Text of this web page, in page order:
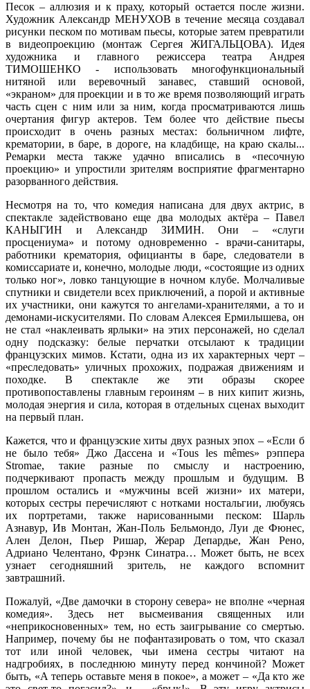
Песок – аллюзия и к праху, который остается после жизни.
Художник Александр МЕНУХОВ в течение месяца создавал
рисунки песком по мотивам пьесы, которые затем превратили
в видеопроекцию (монтаж Сергея ЖИГАЛЬЦОВА). Идея
художника и главного режиссера театра Андрея
ТИМОШЕНКО - использовать многофункциональный
нитяной или веревочный занавес, ставший основой,
«экраном» для проекции и в то же время позволяющий играть
часть сцен с ним или за ним, когда просматриваются лишь
очертания фигур актеров. Тем более что действие пьесы
происходит в очень разных местах: больничном лифте,
крематории, в баре, в дороге, на кладбище, на краю скалы...
Ремарки места также удачно вписались в «песочную
проекцию» и упростили зрителям восприятие фрагментарно
разорванного действия.
Несмотря на то, что комедия написана для двух актрис, в
спектакле задействовано еще два молодых актёра – Павел
КАНЫГИН и Александр ЗИМИН. Они – «слуги
просцениума» и потому одновременно - врачи-санитары,
работники крематория, официанты в баре, следователи в
комиссариате и, конечно, молодые люди, «состоящие из одних
только ног», ловко танцующие в ночном клубе. Молчаливые
спутники и свидетели всех приключений, а порой и активные
их участники, они кажутся то ангелами-хранителями, а то и
демонами-искусителями. По словам Алексея Ермилышева, он
не стал «наклеивать ярлыки» на этих персонажей, но сделал
одну подсказку: белые перчатки отсылают к традиции
французских мимов. Кстати, одна из их характерных черт –
«преследовать» уличных прохожих, подражая движениям и
походке. В спектакле же эти образы скорее
противопоставлены главным героиням – в них кипит жизнь,
молодая энергия и сила, которая в отдельных сценах выходит
на первый план.
Кажется, что и французские хиты двух разных эпох – «Если б
не было тебя» Джо Дассена и «Tous les mêmes» рэппера
Stromae, такие разные по смыслу и настроению,
подчеркивают пропасть между прошлым и будущим. В
прошлом остались и «мужчины всей жизни» их матери,
которых сестры перечисляют с нотками ностальгии, любуясь
их портретами, также нарисованными песком: Шарль
Азнавур, Ив Монтан, Жан-Поль Бельмондо, Луи де Фюнес,
Ален Делон, Пьер Ришар, Жерар Депардье, Жан Рено,
Адриано Челентано, Фрэнк Синатра… Может быть, не всех
узнает сегодняшний зритель, не каждого вспомнит
завтрашний.
Пожалуй, «Две дамочки в сторону севера» не вполне «черная
комедия». Здесь нет высмеивания священных или
«неприкосновенных» тем, но есть заигрывание со смертью.
Например, почему бы не пофантазировать о том, что сказал
тот или иной человек, чьи имена сестры читают на
надгробиях, в последнюю минуту перед кончиной? Может
быть, «А теперь оставьте меня в покое», а может – «Да кто же